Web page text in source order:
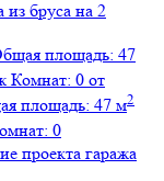
площадь: 47
Комнат: 0 от
площадь: 47 м2
0